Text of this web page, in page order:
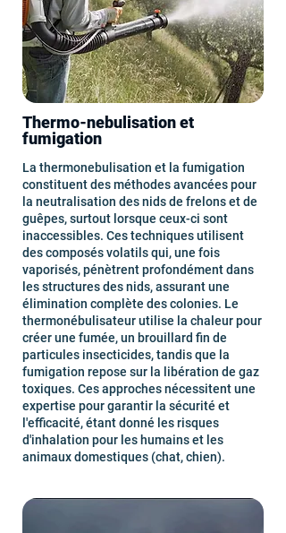
Thermo-nebulisation et
fumigation
La thermonebulisation et la fumigation
constituent des méthodes avancées pour
la neutralisation des nids de frelons et de
guêpes, surtout lorsque ceux-ci sont
inaccessibles. Ces techniques utilisent
des composés volatils qui, une fois
vaporisés, pénètrent profondément dans
les structures des nids, assurant une
élimination complète des colonies. Le
thermonébulisateur utilise la chaleur pour
créer une fumée, un brouillard fin de
particules insecticides, tandis que la
fumigation repose sur la libération de gaz
toxiques. Ces approches nécessitent une
expertise pour garantir la sécurité et
l'efficacité, étant donné les risques
d'inhalation pour les humains et les
animaux domestiques (chat, chien).